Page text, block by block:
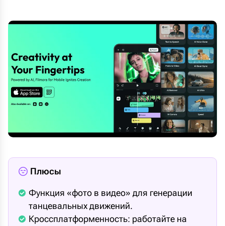
Плюсы
Функция «фото в видео» для генерации
танцевальных движений.
Кроссплатформенность: работайте на